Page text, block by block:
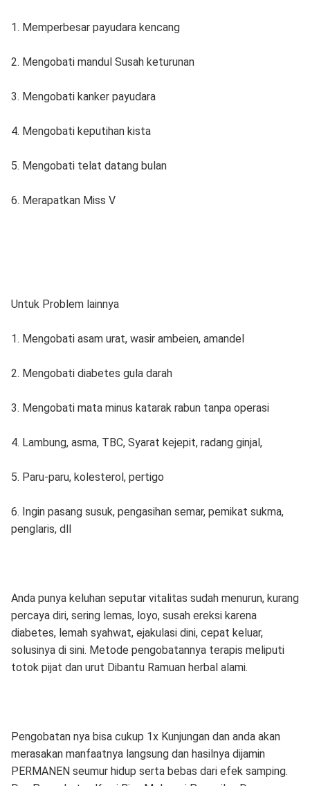
1. Memperbesar payudara kencang
2. Mengobati mandul Susah keturunan
3. Mengobati kanker payudara
4. Mengobati keputihan kista
5. Mengobati telat datang bulan
6. Merapatkan Miss V
Untuk Problem lainnya
1. Mengobati asam urat, wasir ambeien, amandel
2. Mengobati diabetes gula darah
3. Mengobati mata minus katarak rabun tanpa operasi
4. Lambung, asma, TBC, Syarat kejepit, radang ginjal,
5. Paru-paru, kolesterol, pertigo
6. Ingin pasang susuk, pengasihan semar, pemikat sukma,
penglaris, dll
Anda punya keluhan seputar vitalitas sudah menurun, kurang
percaya diri, sering lemas, loyo, susah ereksi karena
diabetes, lemah syahwat, ejakulasi dini, cepat keluar,
solusinya di sini. Metode pengobatannya terapis meliputi
totok pijat dan urut Dibantu Ramuan herbal alami.
Pengobatan nya bisa cukup 1x Kunjungan dan anda akan
merasakan manfaatnya langsung dan hasilnya dijamin
PERMANEN seumur hidup serta bebas dari efek samping.